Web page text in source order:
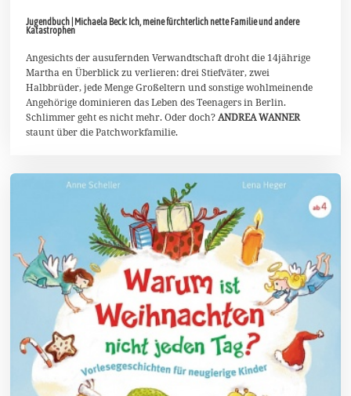
A
i
l
2
0
2
4
Jugendbuch | Michaela Beck: Ich, meine fürchterlich nette Familie und andere
Katastrophen
Angesichts der ausufernden Verwandtschaft droht die 14jährige
Martha en Überblick zu verlieren: drei Stiefväter, zwei
Halbbrüder, jede Menge Großeltern und sonstige wohlmeinende
Angehörige dominieren das Leben des Teenagers in Berlin.
Schlimmer geht es nicht mehr. Oder doch? ANDREA WANNER
staunt über die Patchworkfamilie.